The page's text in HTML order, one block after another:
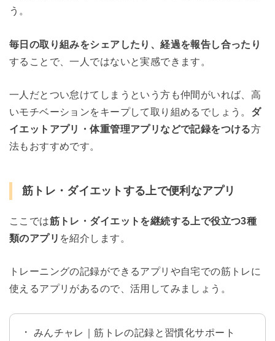
う。
毎日の取り組みをシェアしたり、経過を報告し合ったり
することで、一人ではないと実感できます。
一人だとつい怠けてしまうという方も仲間がいれば、高
いモチベーションをキープして取り組めるでしょう。 ダ
イエットアプリ・体重管理アプリなどで記録をつける方
法もおすすめです。
筋トレ・ダイエットする上で便利なアプリ
ここでは筋トレ・ダイエットを継続する上で役立つ3種
類のアプリ を紹介します。
トレーニングの記録ができるアプリや自宅での筋トレに
使えるアプリがあるので、活用してみましょう。
みんチャレ｜筋トレの記録と習慣化サポート